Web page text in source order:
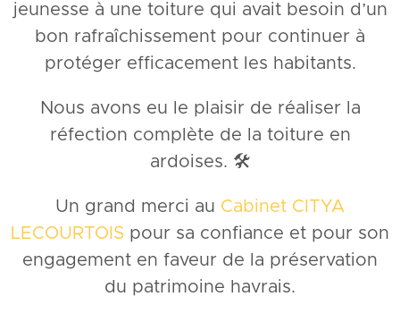
jeunesse à une toiture qui avait besoin d’un
bon rafraîchissement pour continuer à
protéger efficacement les habitants.
Nous avons eu le plaisir de réaliser la
réfection complète de la toiture en
ardoises. 🛠️
Un grand merci au Cabinet CITYA
LECOURTOIS pour sa confiance et pour son
engagement en faveur de la préservation
du patrimoine havrais.